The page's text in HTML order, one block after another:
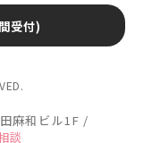
受付)
麻和ビル1F /
談